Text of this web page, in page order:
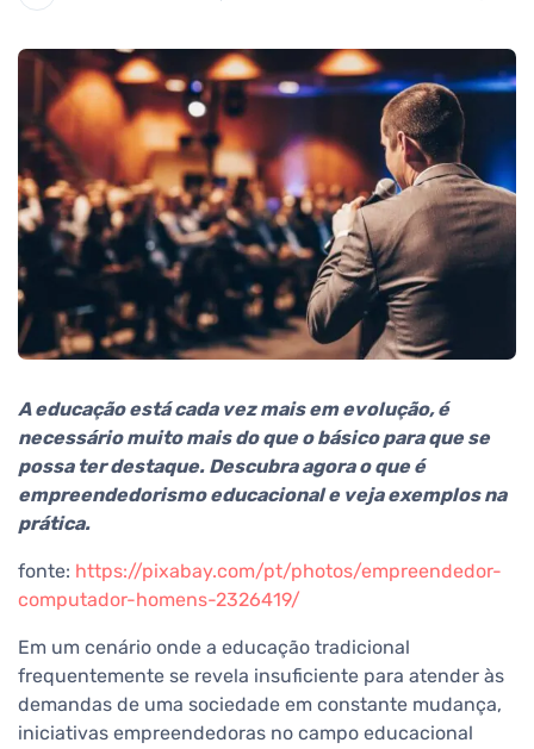
A educação está cada vez mais em evolução, é
necessário muito mais do que o básico para que se
possa ter destaque. Descubra agora o que é
empreendedorismo educacional e veja exemplos na
prática.
fonte: https://pixabay.com/pt/photos/empreendedor-
computador-homens-2326419/
Em um cenário onde a educação tradicional
frequentemente se revela insuficiente para atender às
demandas de uma sociedade em constante mudança,
iniciativas empreendedoras no campo educacional